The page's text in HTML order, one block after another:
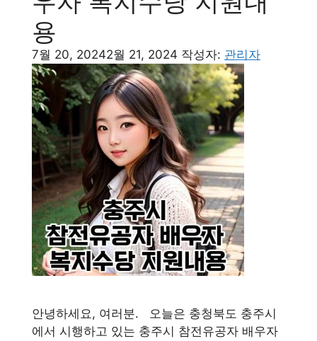
용
7월 20, 20242월 21, 2024 작성자: 관리자
안녕하세요, 여러분. 오늘은 충청북도 충주시
에서 시행하고 있는 충주시 참전유공자 배우자